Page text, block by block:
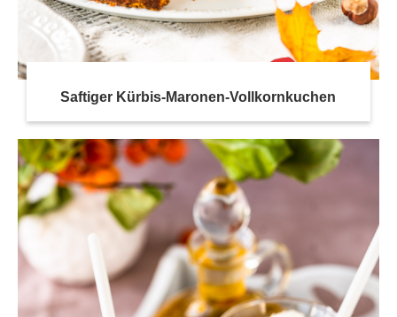
Saftiger Kürbis-Maronen-Vollkornkuchen